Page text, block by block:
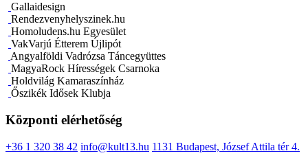
Gallaidesign
Rendezvenyhelyszinek.hu
Homoludens.hu Egyesület
VakVarjú Étterem Újlipót
Angyalföldi Vadrózsa Táncegyüttes
MagyaRock Hírességek Csarnoka
Holdvilág Kamaraszínház
Őszikék Idősek Klubja
Központi elérhetőség
+36 1 320 38 42 info@kult13.hu 1131 Budapest, József Attila tér 4.